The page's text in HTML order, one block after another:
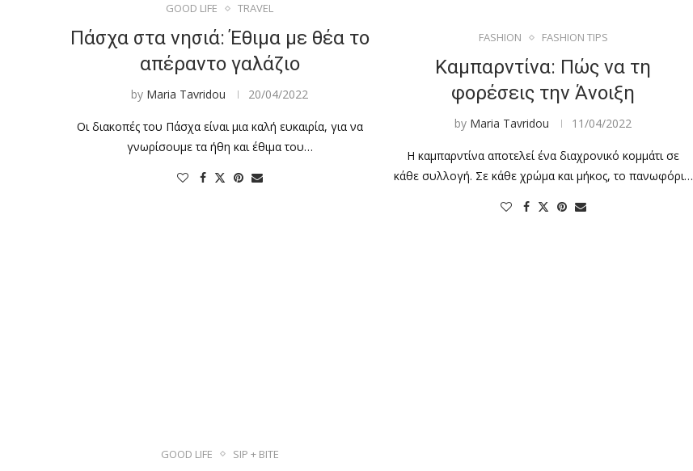
GOOD LIFE TRAVEL
Πάσχα στα νησιά: Έθιμα με θέα το
απέραντο γαλάζιο
by Maria Tavridou 20/04/2022
Οι διακοπές του Πάσχα είναι μια καλή ευκαιρία, για να
γνωρίσουμε τα ήθη και έθιμα του…
FASHION FASHION TIPS
Καμπαρντίνα: Πώς να τη
φορέσεις την Άνοιξη
by Maria Tavridou 11/04/2022
Η καμπαρντίνα αποτελεί ένα διαχρονικό κομμάτι σε
κάθε συλλογή. Σε κάθε χρώμα και μήκος, το πανωφόρι…
GOOD LIFE SIP + BITE